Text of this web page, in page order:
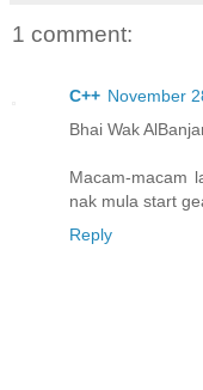
1 comment:
C++ November
Bhai Wak
Macam-macam
nak mula start
Reply